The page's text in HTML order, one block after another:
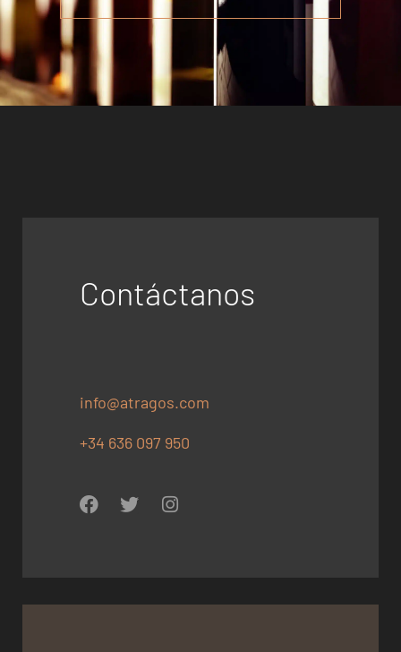
Contáctanos
info@atragos.com
+34 636 097 950